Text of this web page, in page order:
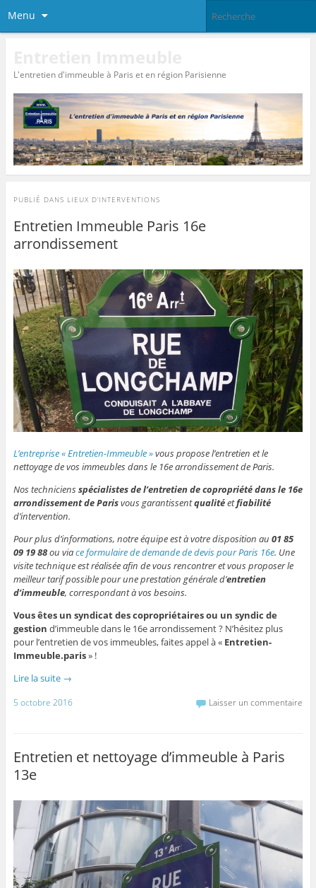
Menu
L'entretien d'immeuble à Paris et en région Parisienne
PUBLIÉ DANS LIEUX D’INTERVENTIONS
Entretien Immeuble Paris 16e
arrondissement
L’entreprise « Entretien-Immeuble »vous propose l’entretien et le
nettoyage de vos immeubles dans le 16e arrondissement de Paris.
Nos techniciensspécialistes de l’entretien de copropriété dans le 16e
arrondissement de Parisvous garantissentqualitéetfiabilité
d’intervention.
Pour plus d’informations, notre équipe est à votre disposition au 01 85
09 19 88ou viace formulaire de demande de devis pour Paris 16e. Une
visite technique est réalisée afin de vous rencontrer et vous proposer le
meilleur tarif possible pour une prestation générale d’entretien
d’immeuble, correspondant à vos besoins.
Vous êtes un syndicat des copropriétaires ou un syndic de
gestion d’immeuble dans le 16e arrondissement ? N’hésitez plus
pour l’entretien de vos immeubles, faites appel à « Entretien-
Immeuble.paris» !
Lire la suite →
5 octobre 2016 Laisser un commentaire
Entretien et nettoyage d’immeuble à Paris
13e